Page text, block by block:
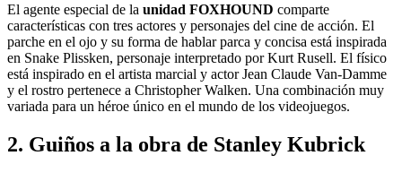
El agente especial de la unidad FOXHOUND comparte
características con tres actores y personajes del cine de acción. El
parche en el ojo y su forma de hablar parca y concisa está inspirada
en Snake Plissken, personaje interpretado por Kurt Rusell. El físico
está inspirado en el artista marcial y actor Jean Claude Van-Damme
y el rostro pertenece a Christopher Walken. Una combinación muy
variada para un héroe único en el mundo de los videojuegos.
2. Guiños a la obra de Stanley Kubrick